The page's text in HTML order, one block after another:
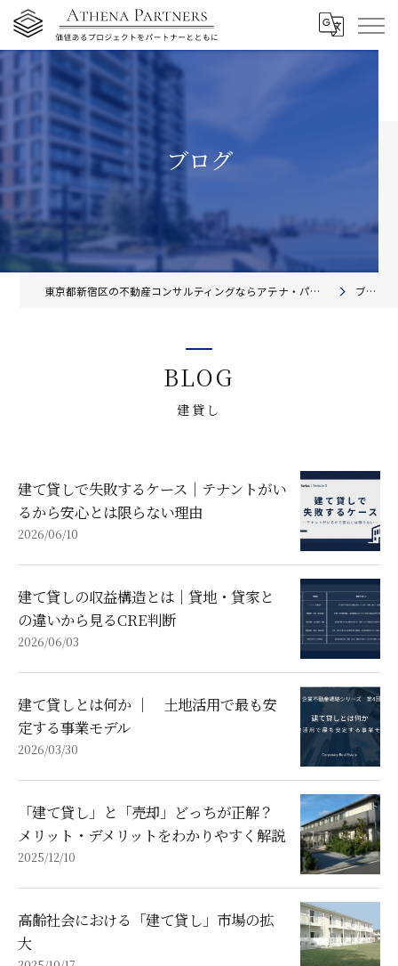
ブログ
東京都新宿区の不動産コンサルティングならアテナ・パートナーズ株式会社 ブログ
BLOG
建貸し
建て貸しで失敗するケース｜テナントがい
るから安心とは限らない理由
2026/06/10
建て貸しの収益構造とは｜貸地・貸家と
の違いから見るCRE判断
2026/06/03
建て貸しとは何か ｜ 土地活用で最も安
定する事業モデル
2026/03/30
「建て貸し」と「売却」どっちが正解？
メリット・デメリットをわかりやすく解説
2025/12/10
高齢社会における「建て貸し」市場の拡
大